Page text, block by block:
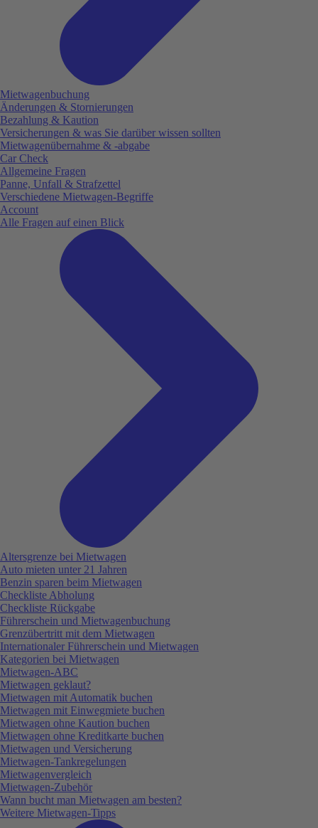
Mietwagenbuchung
Änderungen & Stornierungen
Bezahlung & Kaution
Versicherungen & was Sie darüber wissen sollten
Mietwagenübernahme & -abgabe
Car Check
Allgemeine Fragen
Panne, Unfall & Strafzettel
Verschiedene Mietwagen-Begriffe
Account
Alle Fragen auf einen Blick
Altersgrenze bei Mietwagen
Auto mieten unter 21 Jahren
Benzin sparen beim Mietwagen
Checkliste Abholung
Checkliste Rückgabe
Führerschein und Mietwagenbuchung
Grenzübertritt mit dem Mietwagen
Internationaler Führerschein und Mietwagen
Kategorien bei Mietwagen
Mietwagen-ABC
Mietwagen geklaut?
Mietwagen mit Automatik buchen
Mietwagen mit Einwegmiete buchen
Mietwagen ohne Kaution buchen
Mietwagen ohne Kreditkarte buchen
Mietwagen und Versicherung
Mietwagen-Tankregelungen
Mietwagenvergleich
Mietwagen-Zubehör
Wann bucht man Mietwagen am besten?
Weitere Mietwagen-Tipps